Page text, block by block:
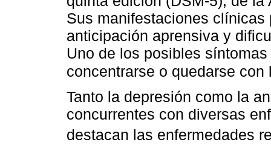
Sus manifestaciones
anticipación aprensiva y
Uno de los posibles
concentrarse o quedarse
Tanto la depresión como la
concurrentes con diversas
destacan las enfermedades